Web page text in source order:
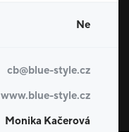
Ne
cb@blue-style.cz
www.blue-style.cz
Monika Kačerová